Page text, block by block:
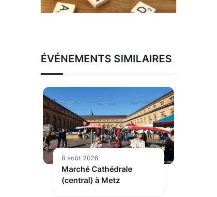
ÉVÉNEMENTS SIMILAIRES
8 août 2026
Marché Cathédrale
(central) à Metz